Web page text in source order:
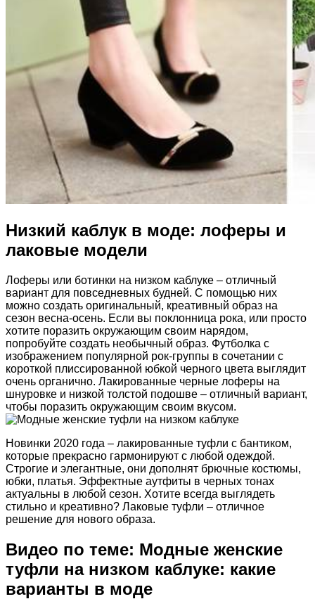
Низкий каблук в моде: лоферы и
лаковые модели
Лоферы или ботинки на низком каблуке – отличный
вариант для повседневных будней. С помощью них
можно создать оригинальный, креативный образ на
сезон весна-осень. Если вы поклонница рока, или просто
хотите поразить окружающим своим нарядом,
попробуйте создать необычный образ. Футболка с
изображением популярной рок-группы в сочетании с
короткой плиссированной юбкой черного цвета выглядит
очень органично. Лакированные черные лоферы на
шнуровке и низкой толстой подошве – отличный вариант,
чтобы поразить окружающим своим вкусом.
Новинки 2020 года – лакированные туфли с бантиком,
которые прекрасно гармонируют с любой одеждой.
Строгие и элегантные, они дополнят брючные костюмы,
юбки, платья. Эффектные аутфиты в черных тонах
актуальны в любой сезон. Хотите всегда выглядеть
стильно и креативно? Лаковые туфли – отличное
решение для нового образа.
Видео по теме: Модные женские
туфли на низком каблуке: какие
варианты в моде